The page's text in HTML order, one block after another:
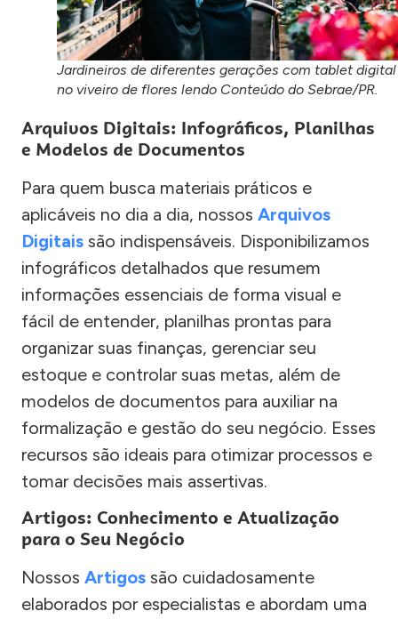
Jardineiros de diferentes gerações com tablet digital
no viveiro de flores lendo Conteúdo do Sebrae/PR.
Arquivos Digitais: Infográficos, Planilhas
e Modelos de Documentos
Para quem busca materiais práticos e
aplicáveis no dia a dia, nossos Arquivos
Digitais são indispensáveis. Disponibilizamos
infográficos detalhados que resumem
informações essenciais de forma visual e
fácil de entender, planilhas prontas para
organizar suas finanças, gerenciar seu
estoque e controlar suas metas, além de
modelos de documentos para auxiliar na
formalização e gestão do seu negócio. Esses
recursos são ideais para otimizar processos e
tomar decisões mais assertivas.
Artigos: Conhecimento e Atualização
para o Seu Negócio
Nossos Artigos são cuidadosamente
elaborados por especialistas e abordam uma